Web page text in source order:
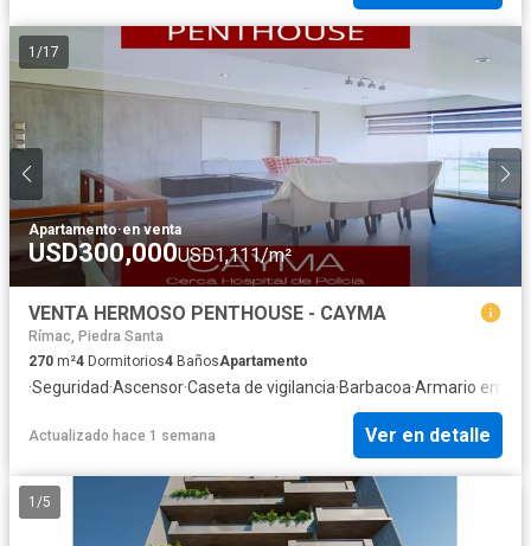
1 /17
Apartamento·en venta
USD300,000USD1,111/m²
VENTA HERMOSO PENTHOUSE - CAYMA
Rímac, Piedra Santa
270 m²4 Dormitorios4 BañosApartamento
·Seguridad·Ascensor·Caseta de vigilancia·Barbacoa·Armario
Actualizado hace 1 semana Ver en detalle
1 /5